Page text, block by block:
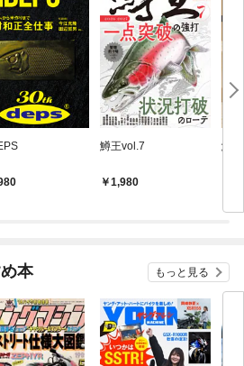
鱒王vol.7
1,980
鱒
本 もっと見る